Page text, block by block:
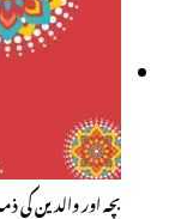
بچہ اور والدین کی